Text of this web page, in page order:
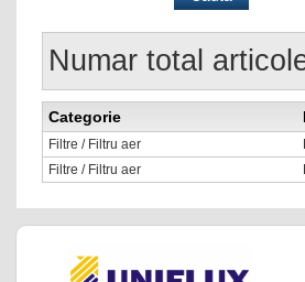
Numar total
Categorie
Filtre / Filtru aer
Filtre / Filtru aer